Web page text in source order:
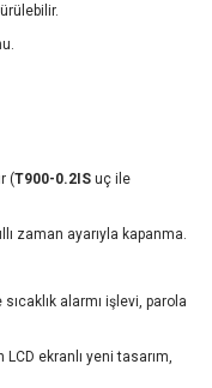
(T900-0.2IS uç ile
zaman ayarıyla kapanma.
alarmı işlevi, parola
ekranlı yeni tasarım,